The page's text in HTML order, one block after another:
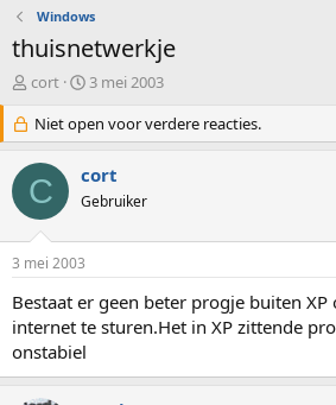
Windows
thuisnetwerkje
O
d
e
r
w
e
s
t
a
r
t
e
cort
S
a
r
d
a
m
3 mei 2003
Niet open voor verdere reacties.
C cort
Gebruiker
3 mei 2003
Bestaat er geen beter progje buiten
internet te sturen.Het in XP zittende
onstabiel